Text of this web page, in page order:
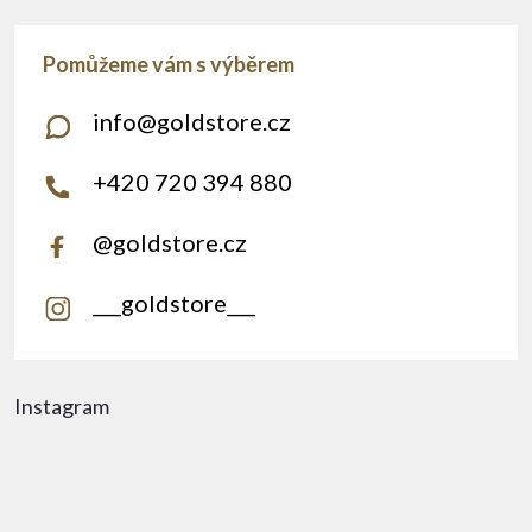
Instagram
info@goldstore.cz
+420 720 394 880
@goldstore.cz
___goldstore___